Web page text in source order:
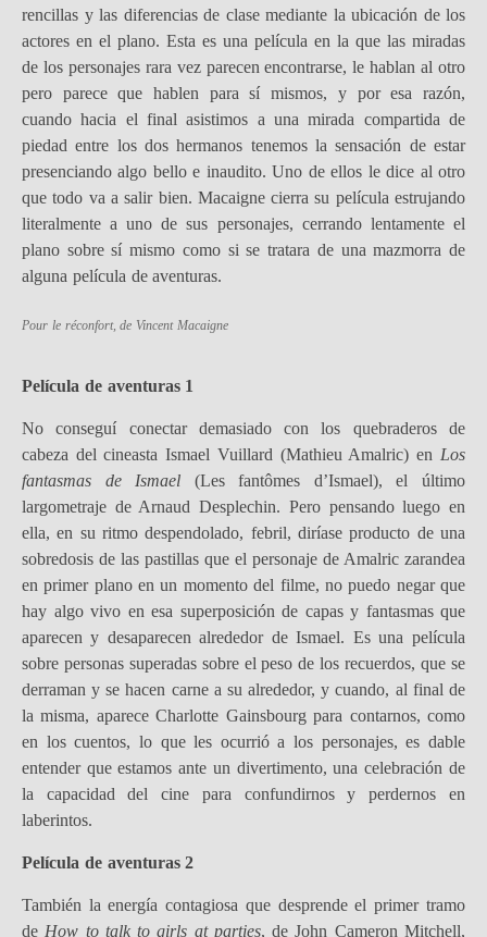
rencillas y las diferencias de clase mediante la ubicación de los
actores en el plano. Esta es una película en la que las miradas
de los personajes rara vez parecen encontrarse, le hablan al otro
pero parece que hablen para sí mismos, y por esa razón,
cuando hacia el final asistimos a una mirada compartida de
piedad entre los dos hermanos tenemos la sensación de estar
presenciando algo bello e inaudito. Uno de ellos le dice al otro
que todo va a salir bien. Macaigne cierra su película estrujando
literalmente a uno de sus personajes, cerrando lentamente el
plano sobre sí mismo como si se tratara de una mazmorra de
alguna película de aventuras.
Pour le réconfort, de Vincent Macaigne
Película de aventuras 1
No conseguí conectar demasiado con los quebraderos de
cabeza del cineasta Ismael Vuillard (Mathieu Amalric) en Los
fantasmas de Ismael (Les fantômes d’Ismael), el último
largometraje de Arnaud Desplechin. Pero pensando luego en
ella, en su ritmo despendolado, febril, diríase producto de una
sobredosis de las pastillas que el personaje de Amalric zarandea
en primer plano en un momento del filme, no puedo negar que
hay algo vivo en esa superposición de capas y fantasmas que
aparecen y desaparecen alrededor de Ismael. Es una película
sobre personas superadas sobre el peso de los recuerdos, que se
derraman y se hacen carne a su alrededor, y cuando, al final de
la misma, aparece Charlotte Gainsbourg para contarnos, como
en los cuentos, lo que les ocurrió a los personajes, es dable
entender que estamos ante un divertimento, una celebración de
la capacidad del cine para confundirnos y perdernos en
laberintos.
Película de aventuras 2
También la energía contagiosa que desprende el primer tramo
de How to talk to girls at parties, de John Cameron Mitchell,